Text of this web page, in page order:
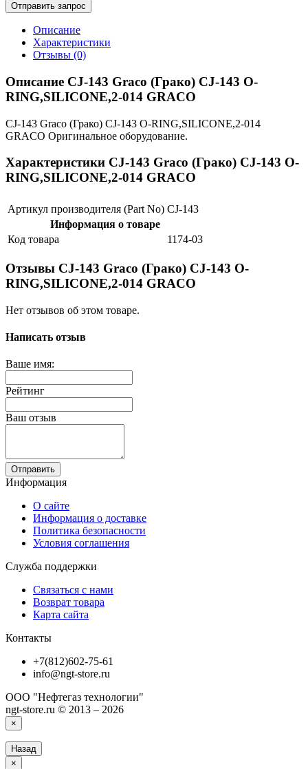
Отправить запрос
Описание
Характеристики
Отзывы (0)
Описание CJ-143 Graco (Грако) CJ-143 O-
RING,SILICONE,2-014 GRACO
CJ-143 Graco (Грако) CJ-143 O-RING,SILICONE,2-014
GRACO Оригинальное оборудование.
Характеристики CJ-143 Graco (Грако) CJ-143 O-
RING,SILICONE,2-014 GRACO
Артикул производителя (Part No) CJ-143
Информация о товаре
Код товара
1174-03
Отзывы CJ-143 Graco (Грако) CJ-143 O-
RING,SILICONE,2-014 GRACO
Нет отзывов об этом товаре.
Написать отзыв
Ваше имя:
Рейтинг
Ваш отзыв
Отправить
Информация
О сайте
Информация о доставке
Политика безопасности
Условия соглашения
Служба поддержки
Связаться с нами
Возврат товара
Карта сайта
Контакты
+7(812)602-75-61
info@ngt-store.ru
ООО "Нефтегаз технологии"
ngt-store.ru © 2013 – 2026
×
Назад
×